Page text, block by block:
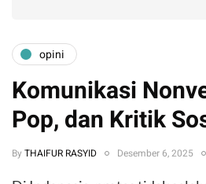
opini
Komunikasi
Pop, dan Kritik
By THAIFUR RASYID Desember 6, 2025